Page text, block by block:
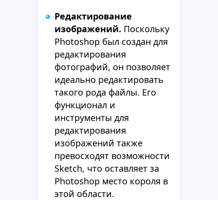
Редактирование
изображений. Поскольку
Photoshop был создан для
редактирования
фотографий, он позволяет
идеально редактировать
такого рода файлы. Его
функционал и
инструменты для
редактирования
изображений также
превосходят возможности
Sketch, что оставляет за
Photoshop место короля в
этой области.